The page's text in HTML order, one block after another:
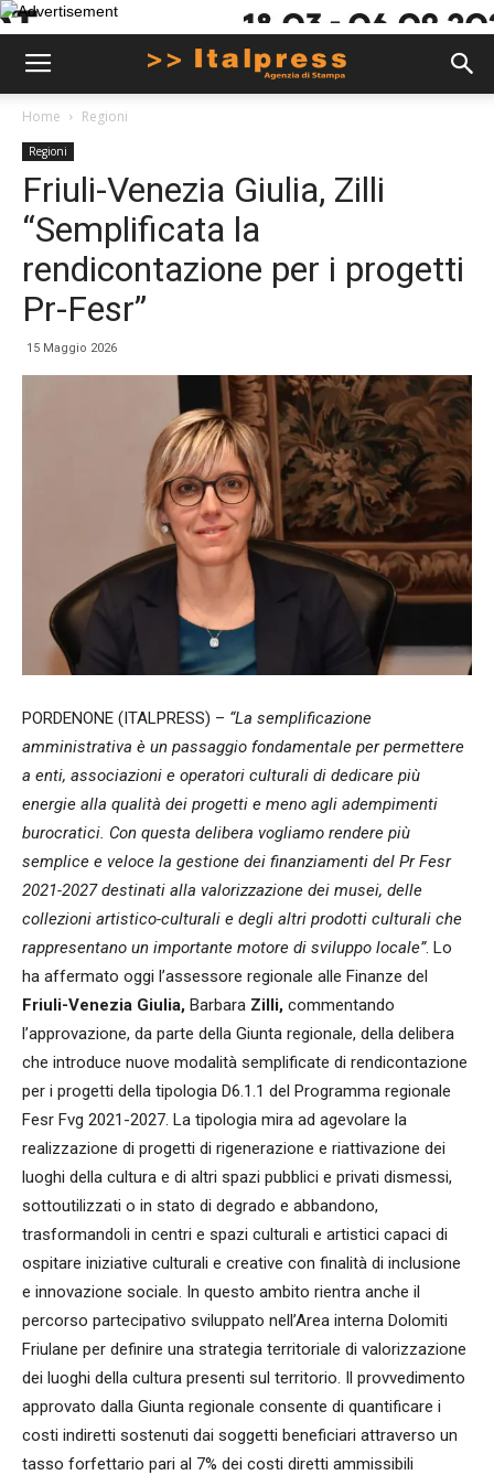
Home Regioni
Regioni
Friuli-Venezia Giulia, Zilli
“Semplificata la
rendicontazione per i progetti
Pr-Fesr”
15 Maggio 2026
PORDENONE (ITALPRESS) – “La semplificazione
amministrativa è un passaggio fondamentale per permettere
a enti, associazioni e operatori culturali di dedicare più
energie alla qualità dei progetti e meno agli adempimenti
burocratici. Con questa delibera vogliamo rendere più
semplice e veloce la gestione dei finanziamenti del Pr Fesr
2021-2027 destinati alla valorizzazione dei musei, delle
collezioni artistico-culturali e degli altri prodotti culturali che
rappresentano un importante motore di sviluppo locale”. Lo
ha affermato oggi l’assessore regionale alle Finanze del
Friuli-Venezia Giulia, Barbara Zilli, commentando
l’approvazione, da parte della Giunta regionale, della delibera
che introduce nuove modalità semplificate di rendicontazione
per i progetti della tipologia D6.1.1 del Programma regionale
Fesr Fvg 2021-2027. La tipologia mira ad agevolare la
realizzazione di progetti di rigenerazione e riattivazione dei
luoghi della cultura e di altri spazi pubblici e privati dismessi,
sottoutilizzati o in stato di degrado e abbandono,
trasformandoli in centri e spazi culturali e artistici capaci di
ospitare iniziative culturali e creative con finalità di inclusione
e innovazione sociale. In questo ambito rientra anche il
percorso partecipativo sviluppato nell’Area interna Dolomiti
Friulane per definire una strategia territoriale di valorizzazione
dei luoghi della cultura presenti sul territorio. Il provvedimento
approvato dalla Giunta regionale consente di quantificare i
costi indiretti sostenuti dai soggetti beneficiari attraverso un
tasso forfettario pari al 7% dei costi diretti ammissibili